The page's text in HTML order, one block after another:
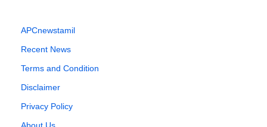
APCnewstamil
Recent News
Terms and Condition
Disclaimer
Privacy Policy